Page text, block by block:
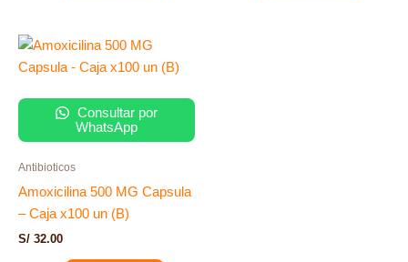
Consultar por
WhatsApp
Antibioticos
Amoxicilina 500 MG Capsula
– Caja x100 un (B)
S/ 32.00